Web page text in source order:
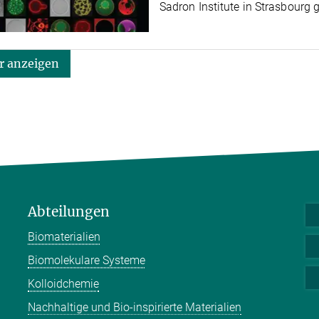
Sadron Institute in Strasbourg
anzeigen
Abteilungen
Biomaterialien
Biomolekulare Systeme
Kolloidchemie
Nachhaltige und Bio-inspirierte Materialien